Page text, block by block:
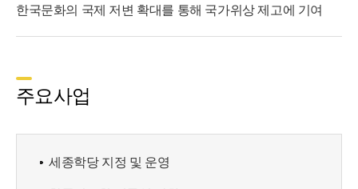
한국문화의 국제 저변 확대를 통해 국가위상 제고에 기여
주요사업
세종학당 지정 및 운영